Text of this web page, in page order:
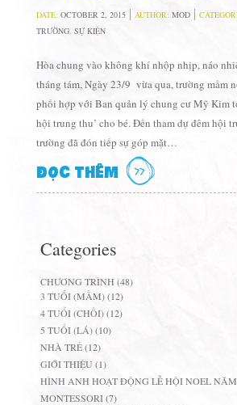
DATE: OCTOBER 2, 2015 AUTHOR: MOD
TRƯỜNG, SỰ KIỆN
Hòa chung vào không khí nhộp nhịp, náo
tháng tám, Ngày 23/9 vừa qua, trường mầm
phối hợp với Ban quản lý chung cư Mỹ Kim
hội trung thu’ cho bé. Đến tham dự đêm hội
trường đã đón tiếp sự góp mặt…
ĐỌC THÊM
Categories
CHƯƠNG TRÌNH (48)
3 TUỔI (MẦM)(12)
4 TUỔI (CHỒI)(12)
5 TUỔI (LÁ)(10)
NHÀ TRẺ(12)
GIỚI THIỆU (1)
HÌNH ANH HOẠT ĐỘNG LỄ HỘI NOEL NĂM
MONTESSORI(7)